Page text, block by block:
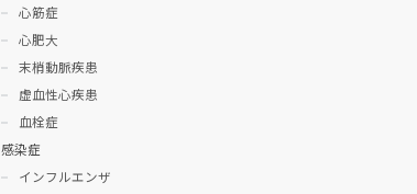
心筋症
心肥大
末梢動脈疾患
虚血性心疾患
血栓症
感染症
インフルエンザ